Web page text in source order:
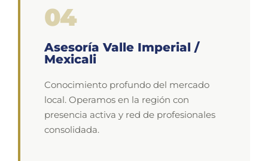
04
Asesoría Valle Imperial /
Mexicali
Conocimiento profundo del mercado
local. Operamos en la región con
presencia activa y red de profesionales
consolidada.